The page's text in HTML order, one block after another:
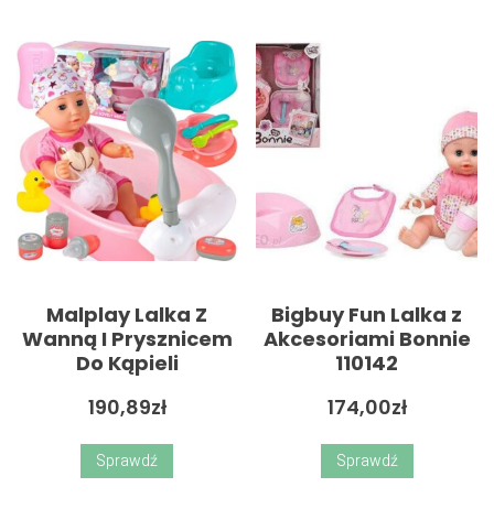
Malplay Lalka Z
Wanną I Prysznicem
Do Kąpieli
190,89zł
Sprawdź
Bigbuy Fun Lalka z
Akcesoriami Bonnie
110142
174,00zł
Sprawdź